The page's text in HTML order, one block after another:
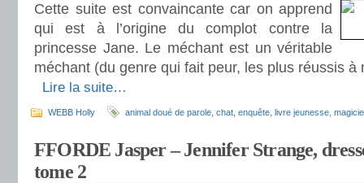
Cette suite est convaincante car on apprend
qui est à l’origine du complot contre la
princesse Jane. Le méchant est un véritable
méchant (du genre qui fait peur, les plus réussis à
Lire la suite…
WEBB Holly animal doué de parole chat enquête livre jeunesse
FFORDE Jasper – Jennifer Strange,
tome 2